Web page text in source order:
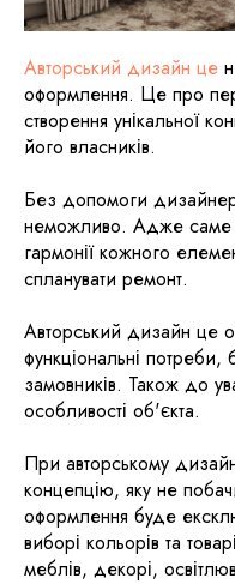
Авторський дизайн це
оформлення. Це про
створення унікальної
його власників.
Без допомоги
неможливо. Адже саме
гармонії кожного
спланувати ремонт.
Авторський дизайн це
функціональні
замовників. Також до
особливості об'єкта.
При авторському
концепцію, яку не
оформлення буде
виборі кольорів та
меблів, декорі,